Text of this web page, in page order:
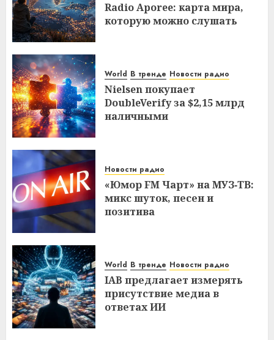
Radio Aporee: карта мира,
которую можно слушать
World В тренде Новости радио
Nielsen покупает
DoubleVerify за $2,15 млрд
наличными
Новости радио
«Юмор FM Чарт» на МУЗ‑ТВ:
микс шуток, песен и
позитива
World В тренде Новости радио
IAB предлагает измерять
присутствие медиа в
ответах ИИ